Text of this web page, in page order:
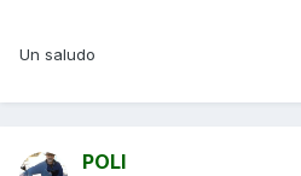
Un saludo
POLI